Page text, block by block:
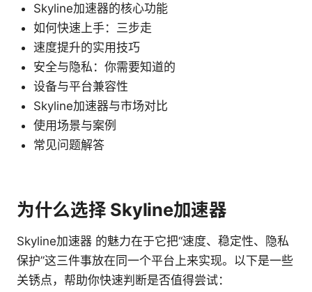
Skyline加速器的核心功能
如何快速上手：三步走
速度提升的实用技巧
安全与隐私：你需要知道的
设备与平台兼容性
Skyline加速器与市场对比
使用场景与案例
常见问题解答
为什么选择 Skyline加速器
Skyline加速器 的魅力在于它把“速度、稳定性、隐私
保护”这三件事放在同一个平台上来实现。以下是一些
关锈点，帮助你快速判断是否值得尝试：